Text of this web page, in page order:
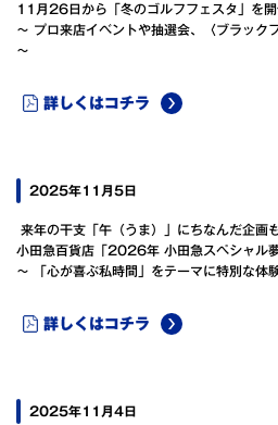
11月26日から「冬のゴルフフェスタ」を
～ プロ来店イベントや抽選会、〈ブラック
～
詳しくはコチラ
2025年11月5日
来年の干支「午（うま）」にちなんだ企画も
小田急百貨店「2026年 小田急スペシャル夢
～ 「心が喜ぶ私時間」をテーマに特別な体
詳しくはコチラ
2025年11月4日